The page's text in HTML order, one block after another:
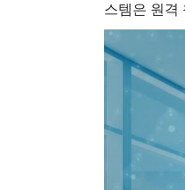
스템은 원격